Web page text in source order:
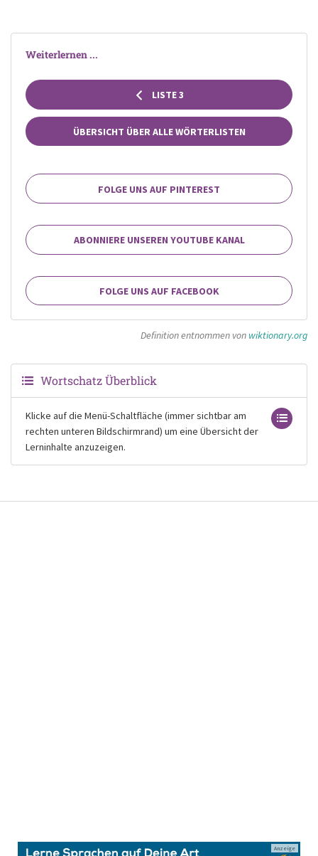
Weiterlernen ...
LISTE 3
ÜBERSICHT ÜBER ALLE WÖRTERLISTEN
FOLGE UNS AUF PINTEREST
ABONNIERE UNSEREN YOUTUBE KANAL
FOLGE UNS AUF FACEBOOK
Definition entnommen von wiktionary.org
Wortschatz Überblick
Klicke auf die Menü-Schaltfläche (immer sichtbar am
rechten unteren Bildschirmrand) um eine Übersicht der
Lerninhalte anzuzeigen.
Anzeige